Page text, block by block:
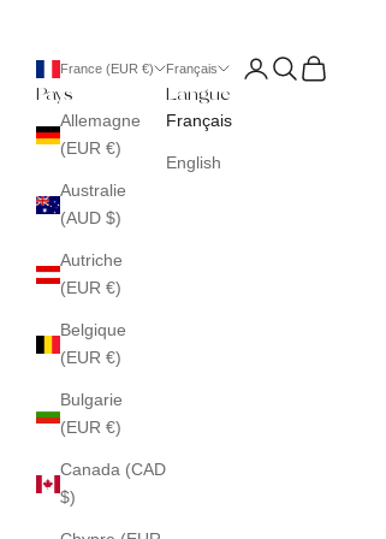
France (EUR €)
Pays
Allemagne
(EUR €)
Australie
(AUD $)
Autriche
(EUR €)
Belgique
(EUR €)
Bulgarie
(EUR €)
Canada (CAD
$)
Français
Langue
Français
English
Connexion
Recherche
Panier